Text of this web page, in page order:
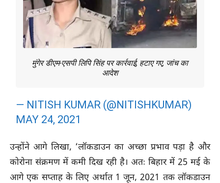
मुंगेर डीएम-एसपी लिपि सिंह पर कार्रवाई, हटाए गए, जांच का
आदेश
— NITISH KUMAR (@NITISHKUMAR)
MAY 24, 2021
उन्होंने आगे लिखा, ‘लॉकडाउन का अच्छा प्रभाव पड़ा है और
कोरोना संक्रमण में कमी दिख रही है। अतः बिहार में 25 मई के
आगे एक सप्ताह के लिए अर्थात 1 जून, 2021 तक लॉकडाउन